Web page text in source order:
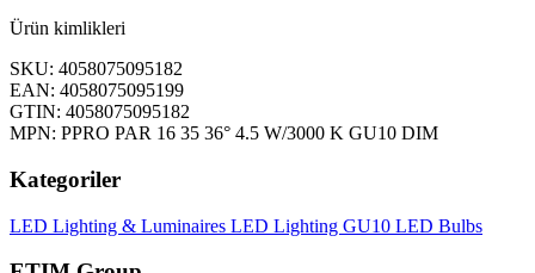
Ürün kimlikleri
SKU: 4058075095182
EAN: 4058075095199
GTIN: 4058075095182
MPN: PPRO PAR 16 35 36° 4.5 W/3000 K GU10 DIM
Kategoriler
LED Lighting & Luminaires LED Lighting GU10 LED Bulbs